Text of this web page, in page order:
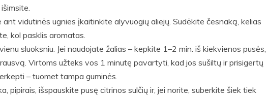
ant vidutinės ugnies įkaitinkite alyvuogių aliejų. Sudėkite česnaką, kelias
kol pasklis aromatas.
sluoksniu. Jei naudojate žalias – kepkite 1–2 min. iš kiekvienos pusės,
Virtoms užteks vos 1 minutę pavartyti, kad jos sušiltų ir prisigertų
– tuomet tampa guminės.
pipirais, išspauskite pusę citrinos sulčių ir, jei norite, suberkite šiek tiek